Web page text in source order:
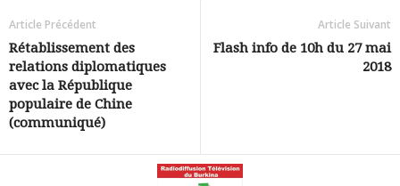
Article Précédent
Rétablissement des
relations diplomatiques
avec la République
populaire de Chine
(communiqué)
Article Suivant
Flash info de 10h du 27 mai
2018